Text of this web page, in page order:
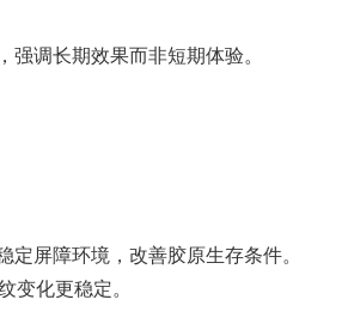
调长期效果而非短期体验。
屏障环境，改善胶原生存条件。
化更稳定。